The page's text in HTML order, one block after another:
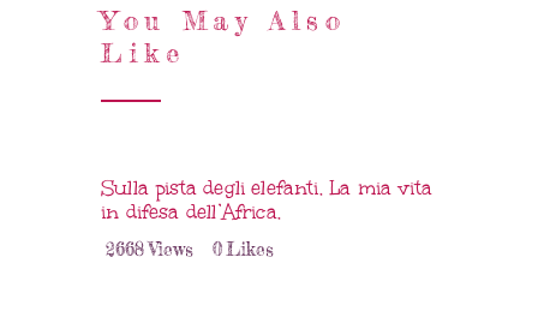
You May Also
Like
Sulla pista degli elefanti. La mia vita
in difesa dell’Africa.
2668Views 0Likes